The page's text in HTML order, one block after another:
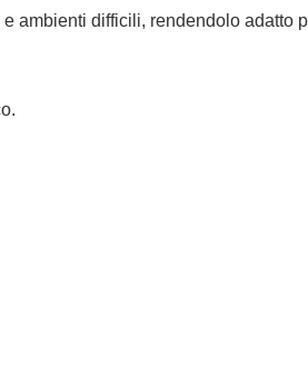
ambienti difficili, rendendolo adatto